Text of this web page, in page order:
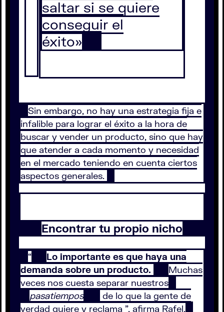
saltar si se quiere
conseguir el
éxito»
Sin embargo, no hay una estrategia fija e
infalible para lograr el éxito a la hora de
buscar y vender un producto, sino que hay
que atender a cada momento y necesidad
en el mercado teniendo en cuenta ciertos
aspectos generales.
Encontrar tu propio nicho
“
Lo importante es que haya una
demanda sobre un producto.
Muchas
veces nos cuesta separar nuestros
pasatiempos
de lo que la gente de
verdad quiere y reclama ”, afirma Rafel.